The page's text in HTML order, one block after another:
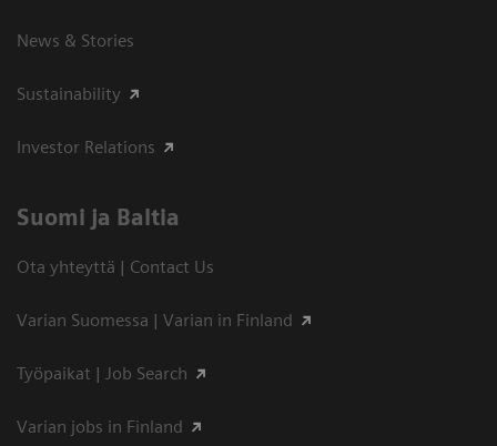
News & Stories
Sustainability
Investor Relations
Suomi ja Baltia
Ota yhteyttä | Contact Us
Varian Suomessa | Varian in Finland
Työpaikat | Job Search
Varian jobs in Finland